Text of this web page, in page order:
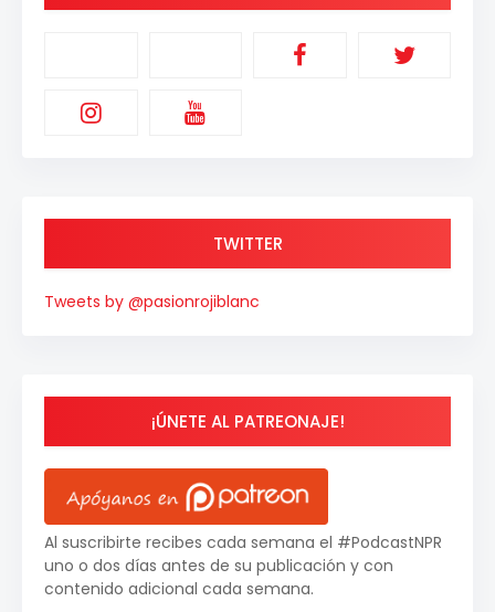
TWITTER
Tweets by @pasionrojiblanc
¡ÚNETE AL PATREONAJE!
Al suscribirte recibes cada semana el #PodcastNPR
uno o dos días antes de su publicación y con
contenido adicional cada semana.